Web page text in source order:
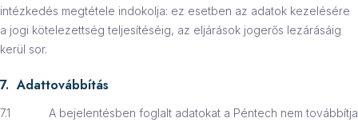
intézkedés megtétele indokolja: ez esetben az adatok kezelésére
a jogi kötelezettség teljesítéséig, az eljárások jogerős lezárásáig
kerül sor.
7. Adattovábbítás
7.1 A bejelentésben foglalt adatokat a Péntech nem továbbítja